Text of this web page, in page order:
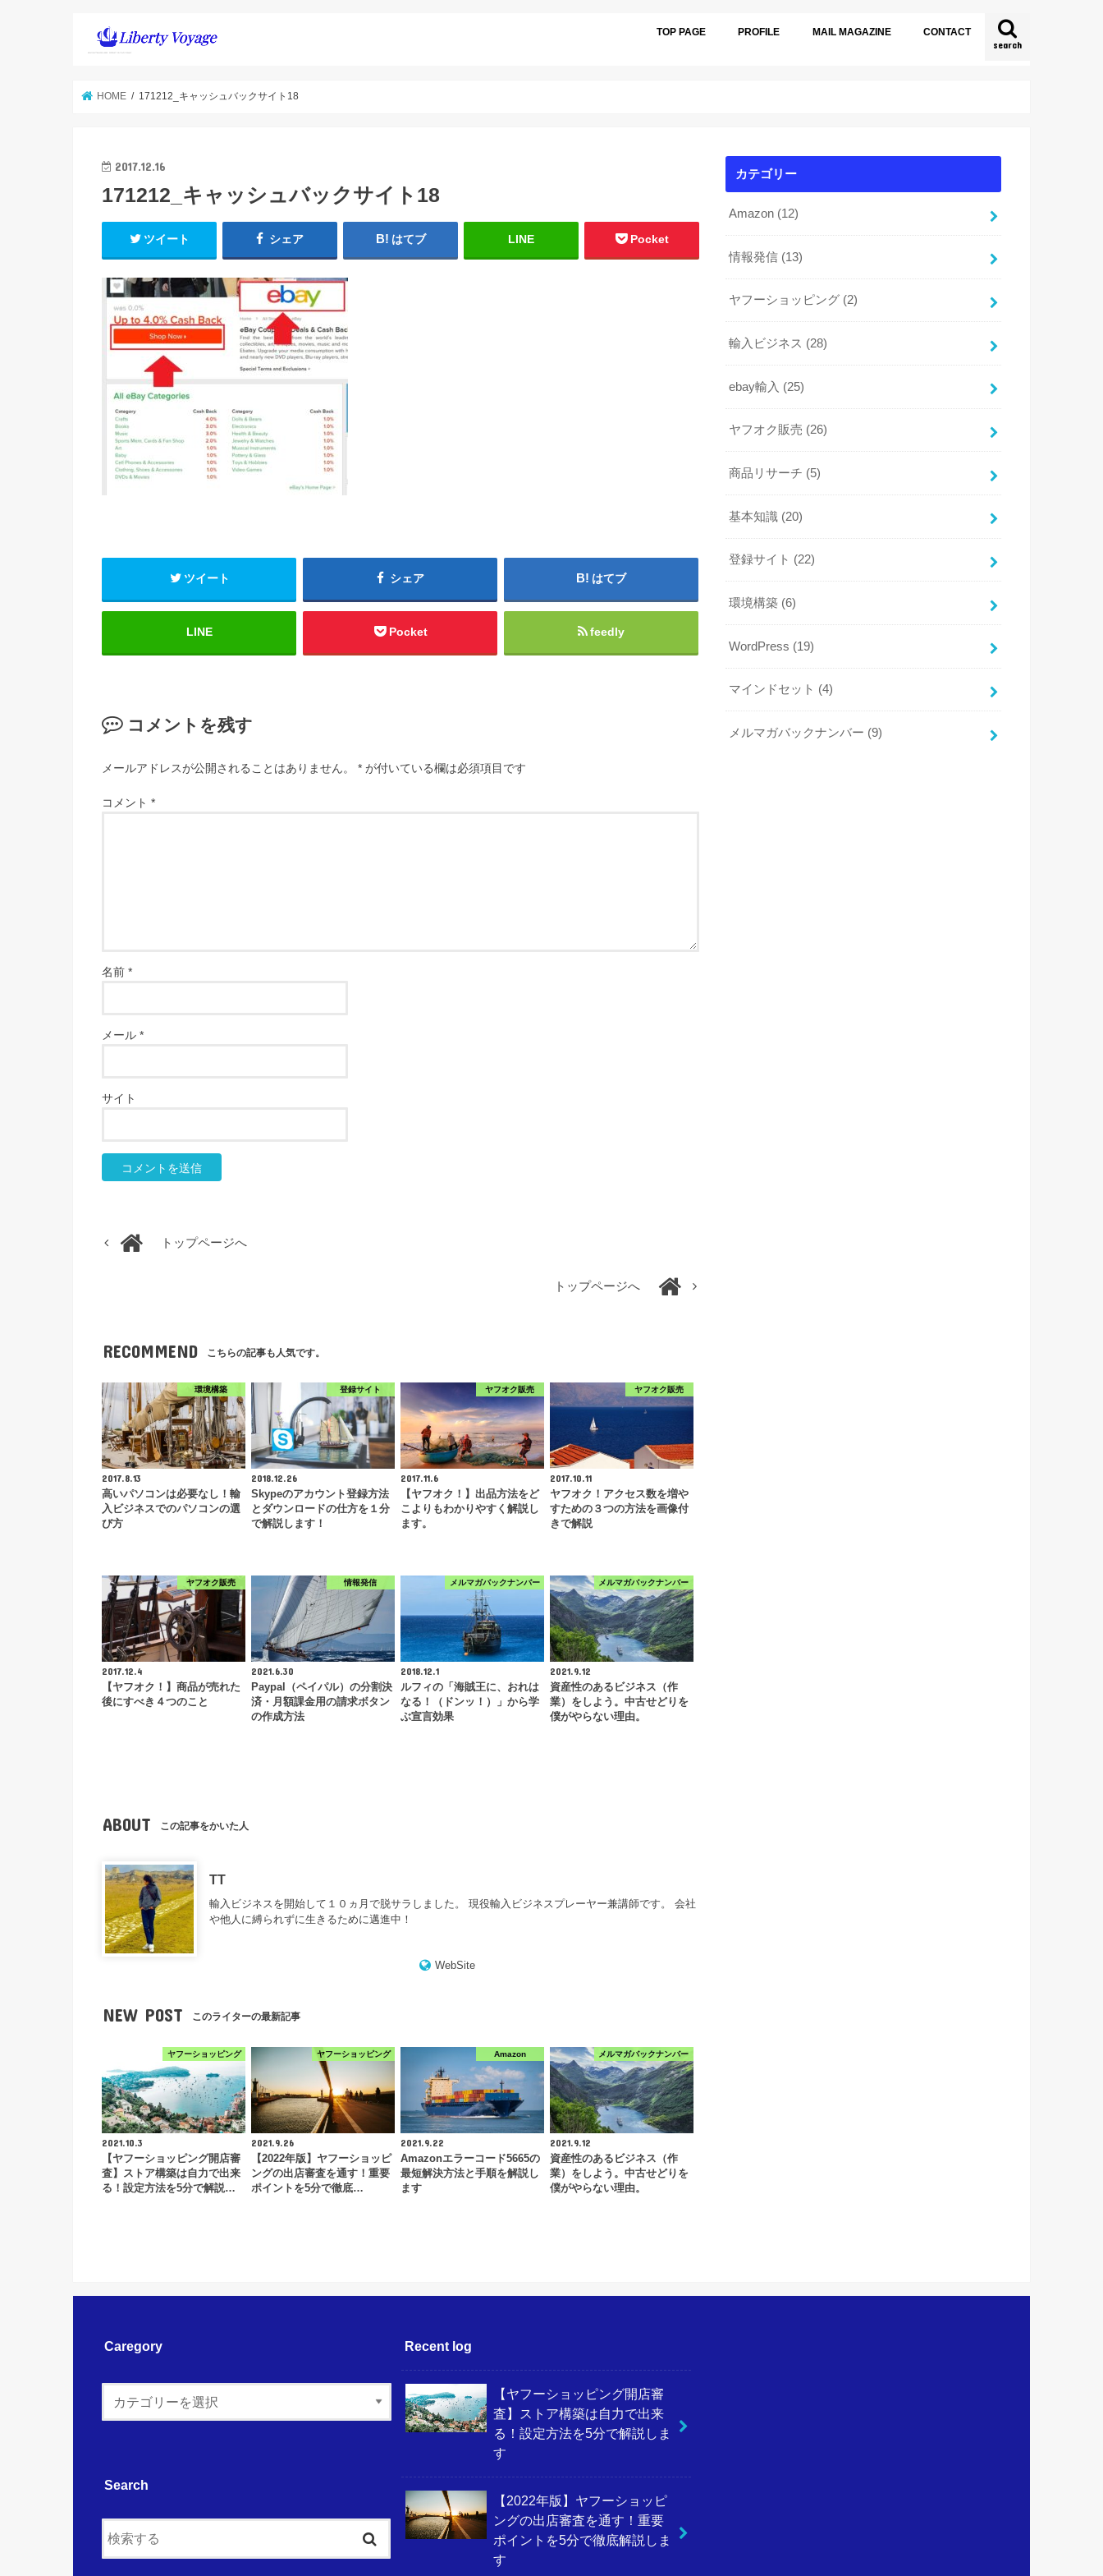
search
TOP PAGE PROFILE MAIL MAGAZINE CONTACT
HOME 171212_キャッシュバックサイト18
2017.12.16
171212_キャッシュバックサイト18
ツイート シェア はてブ LINE Pocket
ツイート シェア はてブ
LINE Pocket feedly
コメントを残す
メールアドレスが公開されることはありません。 * が付いている欄は必須項目です
コメント *
名前 *
メール *
サイト
トップページへ
トップページへ
RECOMMEND こちらの記事も人気です。
環境構築
2017.8.13
高いパソコンは必要なし！輸
入ビジネスでのパソコンの選
び方
登録サイト
2018.12.26
Skypeのアカウント登録方法
とダウンロードの仕方を１分
で解説します！
ヤフオク販売
2017.11.6
【ヤフオク！】出品方法をど
こよりもわかりやすく解説し
ます。
ヤフオク販売
2017.10.11
ヤフオク！アクセス数を増や
すための３つの方法を画像付
きで解説
ヤフオク販売
2017.12.4
【ヤフオク！】商品が売れた
後にすべき４つのこと
情報発信
2021.6.30
Paypal（ペイパル）の分割決
済・月額課金用の請求ボタン
の作成方法
メルマガバックナンバー
2018.12.1
ルフィの「海賊王に、おれは
なる！（ドンッ！）」から学
ぶ宣言効果
メルマガバックナンバー
2021.9.12
資産性のあるビジネス（作
業）をしよう。中古せどりを
僕がやらない理由。
ABOUT この記事をかいた人
TT
輸入ビジネスを開始して１０ヵ月で脱サラしました。 現役輸入ビジネスプレーヤー兼講師です。 会社
や他人に縛られずに生きるために邁進中！
WebSite
NEW POST このライターの最新記事
ヤフーショッピング
2021.10.3
【ヤフーショッピング開店審
査】ストア構築は自力で出来
る！設定方法を5分で解説…
ヤフーショッピング
2021.9.26
【2022年版】ヤフーショッピ
ングの出店審査を通す！重要
ポイントを5分で徹底…
Amazon
2021.9.22
Amazonエラーコード5665の
最短解決方法と手順を解説し
ます
メルマガバックナンバー
2021.9.12
資産性のあるビジネス（作
業）をしよう。中古せどりを
僕がやらない理由。
カテゴリー
Amazon (12)
情報発信 (13)
ヤフーショッピング (2)
輸入ビジネス (28)
ebay輸入 (25)
ヤフオク販売 (26)
商品リサーチ (5)
基本知識 (20)
登録サイト (22)
環境構築 (6)
WordPress (19)
マインドセット (4)
メルマガバックナンバー (9)
Caregory
Search
Recent log
【ヤフーショッピング開店審
査】ストア構築は自力で出来
る！設定方法を5分で解説しま
す
【2022年版】ヤフーショッピ
ングの出店審査を通す！重要
ポイントを5分で徹底解説しま
す